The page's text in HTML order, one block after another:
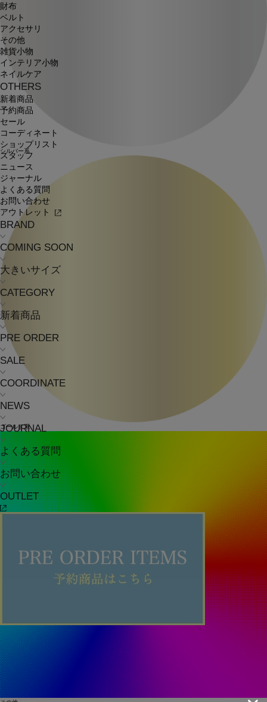
財布
ベルト
アクセサリ
その他
雑貨小物
インテリア小物
ネイルケア
OTHERS
新着商品
予約商品
セール
コーディネート
ショップリスト
スタッフ
ニュース
ジャーナル
よくある質問
お問い合わせ
アウトレット
BRAND
COMING SOON
大きいサイズ
CATEGORY
新着商品
PRE ORDER
SALE
COORDINATE
NEWS
JOURNAL
よくある質問
お問い合わせ
OUTLET
シルバー系
ゴールド系